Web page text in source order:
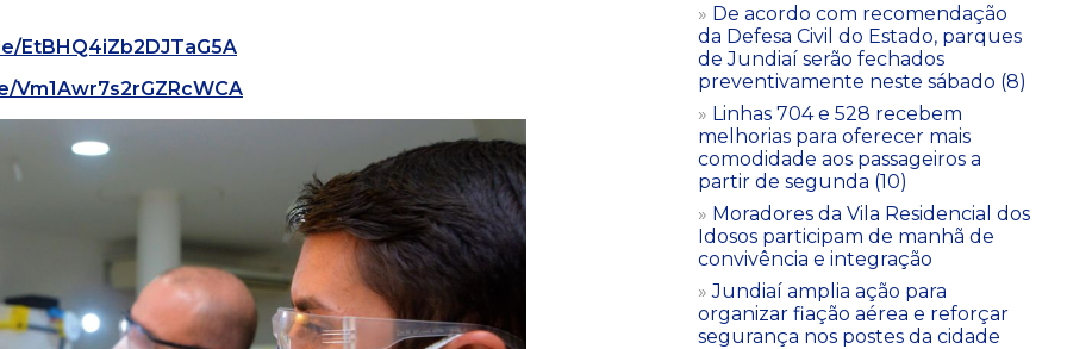
EtBHQ4iZb2DJTaG5A
De acordo com recomendação
da Defesa Civil do Estado, parques
de Jundiaí serão fechados
preventivamente neste sábado (8)
Linhas 704 e 528 recebem
melhorias para oferecer mais
comodidade aos passageiros a
partir de segunda (10)
Moradores da Vila Residencial dos
Idosos participam de manhã de
convivência e integração
Jundiaí amplia ação para
organizar fiação aérea e reforçar
segurança nos postes da cidade